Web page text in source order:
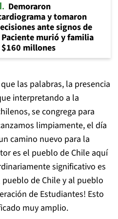
Demoraron
y tomaron
ante signos de
murió y familia
millones
las palabras, la presencia
interpretando a la
se congrega para
limpiamente, el día
camino nuevo para la
es el pueblo de Chile aquí
significativo es
de Chile y al pueblo
de Estudiantes! Esto
muy amplio.